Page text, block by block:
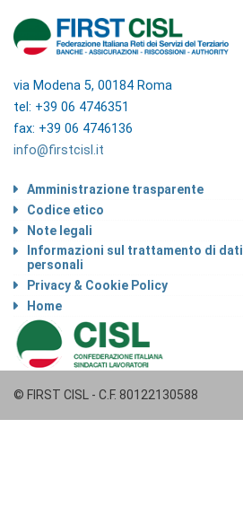
via Modena 5, 00184 Roma
tel: +39 06 4746351
fax: +39 06 4746136
info@firstcisl.it
Amministrazione trasparente
Codice etico
Note legali
Informazioni sul trattamento di dati
personali
Privacy & Cookie Policy
Home
© FIRST CISL - C.F. 80122130588